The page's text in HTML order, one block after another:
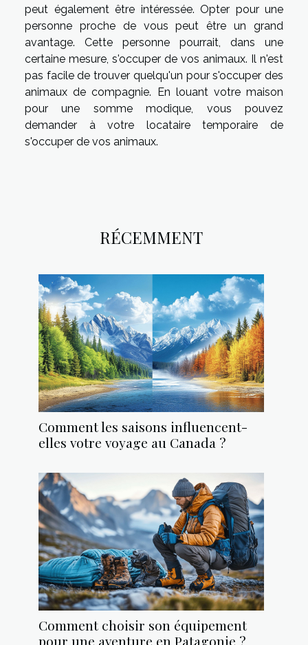
peut également être intéressée. Opter pour une
personne proche de vous peut être un grand
avantage. Cette personne pourrait, dans une
certaine mesure, s'occuper de vos animaux. Il n'est
pas facile de trouver quelqu'un pour s'occuper des
animaux de compagnie. En louant votre maison
pour une somme modique, vous pouvez
demander à votre locataire temporaire de
s'occuper de vos animaux.
RÉCEMMENT
Comment les saisons influencent-
elles votre voyage au Canada ?
Comment choisir son équipement
pour une aventure en Patagonie ?